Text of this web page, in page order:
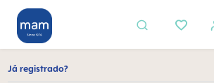
principal
Já registrado?